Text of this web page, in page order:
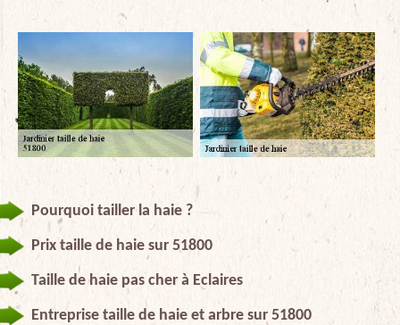
Pourquoi tailler la haie ?
Prix taille de haie sur 51800
Taille de haie pas cher à Eclaires
Entreprise taille de haie et arbre sur 51800